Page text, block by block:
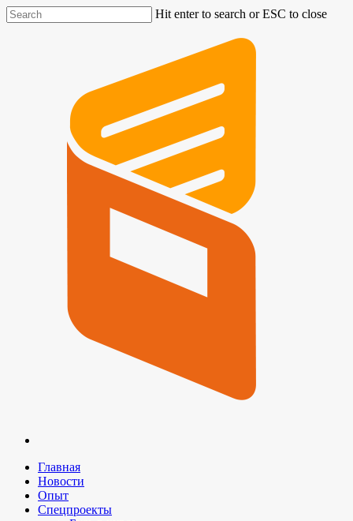
Hit enter to search or ESC to close
Главная
Новости
Опыт
Спецпроекты